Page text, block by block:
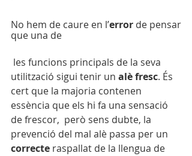
No hem de caure en l’error de pensar
que una de
utilització sigui tenir un alè fresc. És
cert que la majoria contenen
essència que els hi fa una sensació
de frescor,  però sens dubte, la
prevenció del mal alè passa per un
correcte raspallat de la llengua de